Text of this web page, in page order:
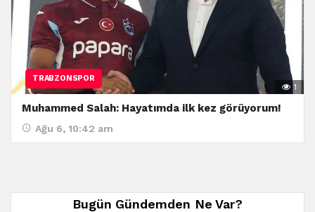
TRABZONSPOR
1
Muhammed Salah: Hayatımda ilk kez görüyorum!
Ağu 6, 10:42 am
Bugün Gündemden Ne Var?